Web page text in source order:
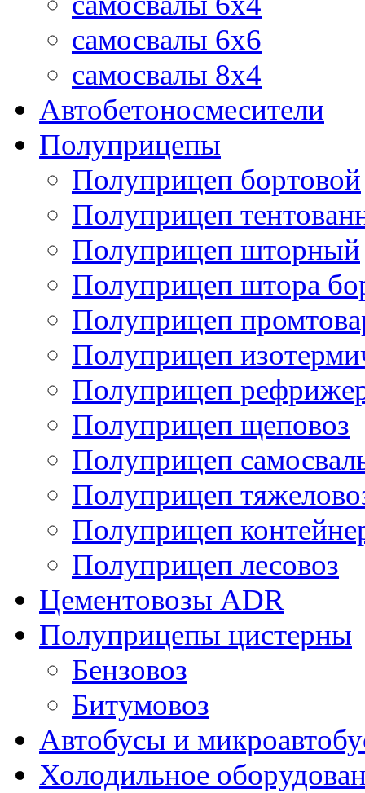
самосвалы 6x6
самосвалы 8x4
Автобетоносмесители
Полуприцепы
Полуприцеп бортовой
Полуприцеп
Полуприцеп шторный
Полуприцеп штора
Полуприцеп
Полуприцеп
Полуприцеп
Полуприцеп щеповоз
Полуприцеп
Полуприцеп
Полуприцеп
Полуприцеп лесовоз
Цементовозы ADR
Полуприцепы цистерны
Бензовоз
Битумовоз
Автобусы и
Холодильное